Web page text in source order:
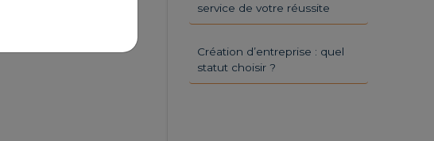
service de votre réussite
Création d’entreprise : quel
statut choisir ?